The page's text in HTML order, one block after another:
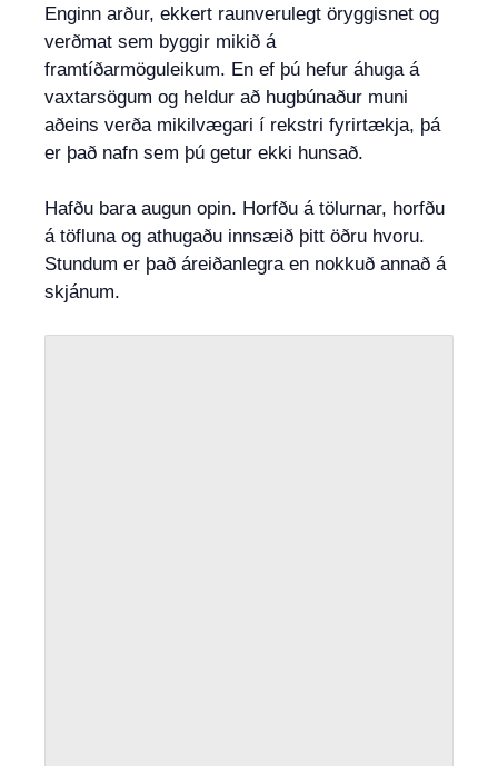
Enginn arður, ekkert raunverulegt öryggisnet og
verðmat sem byggir mikið á
framtíðarmöguleikum. En ef þú hefur áhuga á
vaxtarsögum og heldur að hugbúnaður muni
aðeins verða mikilvægari í rekstri fyrirtækja, þá
er það nafn sem þú getur ekki hunsað.
Hafðu bara augun opin. Horfðu á tölurnar, horfðu
á töfluna og athugaðu innsæið þitt öðru hvoru.
Stundum er það áreiðanlegra en nokkuð annað á
skjánum.